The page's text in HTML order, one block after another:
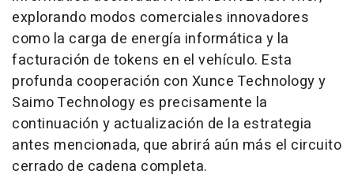
explorando modos comerciales innovadores
como la carga de energía informática y la
facturación de tokens en el vehículo. Esta
profunda cooperación con Xunce Technology y
Saimo Technology es precisamente la
continuación y actualización de la estrategia
antes mencionada, que abrirá aún más el circuito
cerrado de cadena completa.